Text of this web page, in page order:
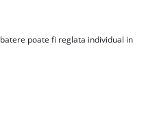
poate fi reglata individual in